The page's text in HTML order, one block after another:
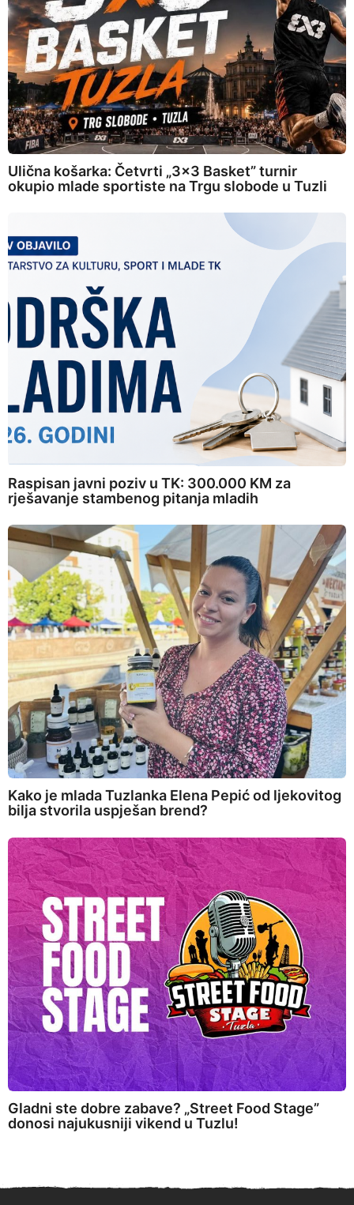
Ulična košarka: Četvrti „3×3 Basket” turnir
okupio mlade sportiste na Trgu slobode u Tuzli
Raspisan javni poziv u TK: 300.000 KM za
rješavanje stambenog pitanja mladih
Kako je mlada Tuzlanka Elena Pepić od ljekovitog
bilja stvorila uspješan brend?
Gladni ste dobre zabave? „Street Food Stage”
donosi najukusniji vikend u Tuzlu!